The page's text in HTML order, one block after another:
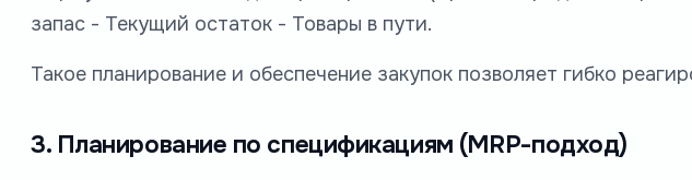
запас - Текущий остаток - Товары в пути.
Такое планирование и обеспечение закупок позволяет гибко
3. Планирование по спецификациям (MRP-подход)